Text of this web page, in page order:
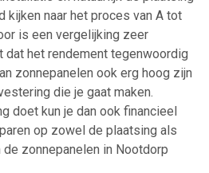
kijken naar het proces van A tot
is een vergelijking zeer
dat het rendement tegenwoordig
zonnepanelen ook erg hoog zijn
die je gaat maken.
doet kun je dan ook financieel
op zowel de plaatsing als
zonnepanelen in Nootdorp